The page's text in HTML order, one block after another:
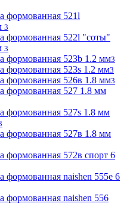
формованная 521l
3
формованная 522l "соты"
3
формованная 523b 1.2 мм3
формованная 523s 1.2 мм3
формованная 526в 1.8 мм3
формованная 527 1.8 мм
формованная 527s 1.8 мм
формованная 527в 1.8 мм
формованная 572в спорт 6
формованная naishen 555е 6
формованная naishen 556